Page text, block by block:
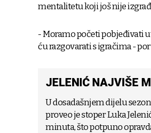
mentalitetu koji još nije
- Moramo početi pobjeđivati
ću razgovarati s igračima -
JELENIĆ NAJVIŠE
U dosadašnjem dijelu
proveo je stoper Luka
minuta, što potpuno